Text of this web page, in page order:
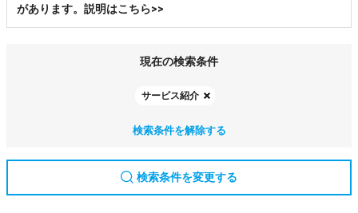
があります。説明はこちら>>
現在の検索条件
サービス紹介
検索条件を解除する
検索条件を変更する